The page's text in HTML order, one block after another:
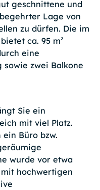
geschnittene und
Lage von
zu dürfen. Die im
ca. 95 m²
eine
zwei Balkone
Sie ein
mit viel Platz.
Büro bzw.
wurde vor etwa
hochwertigen